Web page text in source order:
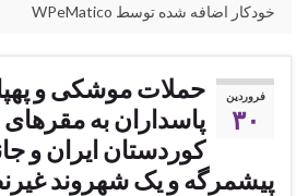
خودکار اضافه شده توسط WPeMatico
فروردین
۳۰
حملات موشکی و
پاسداران به
کوردستان ایران و
پیشمرگه و یک شهروند